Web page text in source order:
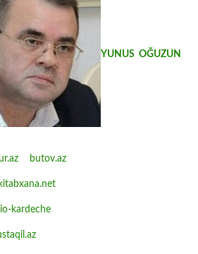
YUNUS OĞUZUN
butov.az
kitabxana.net
kardeche